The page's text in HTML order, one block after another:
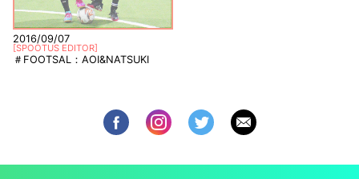
2016/09/07
[SPOOTUS EDITOR]
＃FOOTSAL：AOI&NATSUKI